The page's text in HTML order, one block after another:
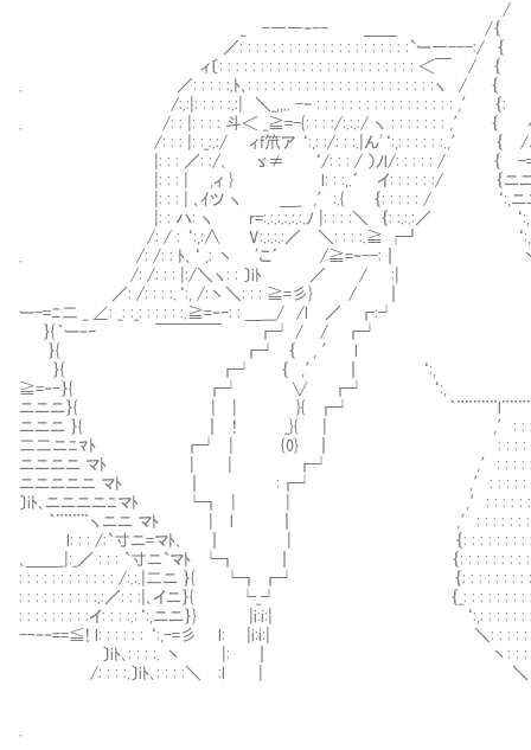
/
_ -――‐-- ＿＿ /｛
／: : : : : : : : : : : : : : : : : : : : :`ー―---:/ ｛
ィ〔: : : : : : : : : : : : : : : : : : : : : : : : ＜￣ / ｛
. ／: : : : :.ﾄ､: : : : : : : : : : : : : : : : : : : : : : :ヽ / ｛
/:.:|: : : : :.:| ＼_,,.. -‐ : : : : : : : : : : : : : : : : : ,′ ｛
. /: : |: : : : 斗＜ _≧=-{: : : :/:.:.:/ ヽ : : : : : : : ,′ ｛
/: : : |: :_:.:/Ⅵ ィf笊ア ‘:,: :/: : :.|ん'‘:,: : : : : :.,′ ｛ /ニ
|: : : ／: :/､ ゞ≠ ‘/: : : / ）ﾉl/: : : : : / ｛ -=
|: : : | Ⅵ,ィ } l: : :,.´ イ: : : : : :/ ｛ニニニニ
|: : : | ､ｲツ ヽ ＿_ ,′:.{ ｛: : : : : / ‘:,ニ
|: : ハ: ヽ r=:.:.:.:.:.:.ﾉ |: : : :＼ ｛: :.:.:／ ‘:,
/: / : ‘:,:∧ V:.:.:.:／ ＼: : : :.≧ ┌┛ ‘:,ニ 我
. /: /: : ﾄ､‘ ,: 丶 'こ´ /≧=‐--:┃
/: /: : : |:/＼ヽ: : 〕iﾄ ／ / :|
／: /: : : :.‘:, /:丶＼: : : ≧=彡} / ┃
ー-=ﾆ二 _ ∠: _: :_: : : : : :.≧=‐-: : ＿___/ /l ／ ┏:┘
｝{｀ー‐- ￣￣￣￣ ┏┘ / / ┏┘
｝{ ┏┘ ｛ , ′ l
｝{ ┏┘ ｛ ,′ ┃ ‘:,
≧=‐-｝{ ┏┘ ∨ ┏┘ ‘:,
ニニニ｝{ | | }{ ┏┘ ｀
ニニニ ｝{ ┃ ! _}{ | ,′: : :
二二ニﾆﾏﾄ ┏┘ | {0} ┃ : : : : :
ニニニニ マﾄ | | ┏┘ ,′: : : : :
ニニニニニ マﾄ ┃ :┏┘ ,′: : : : : :
〕iﾄ､ニニニニﾆマﾄ └┓ | | ,′: : : : : :
｀¨¨¨¨ヽニニ マﾄ | l ┃ ,′: : : : : : : :
l: : : /:`寸ニ=マﾄ､ ┃ | ｛: : : : : : : : :
､＿＿_|:_／ : : : `寸ニ`マﾄ └┓ ┃ ｛: : : : : : : : :
: : : : : : : : : : : : /:.:.|二ニ ｝{ └┓ ┏┘ ｛: : : : : : : : :
: : : : : : : : : :.:／: : :|､イニ｝{ └_┘ ｛_: : : : : : : : :
: : : : : : : : :イ: : : :.:‘:,ニニ｝} |i:i:| ‘:,: : : : : : :
--‐‐==≦! l: : : : : : ‘:,-=彡 l: |i:i:| ＼: : : : : :
〕iﾄ､: : : :. 丶 |: ┃ 丶: : : :
/: : : :.〕iﾄ､: : : :＼ :l | ＼